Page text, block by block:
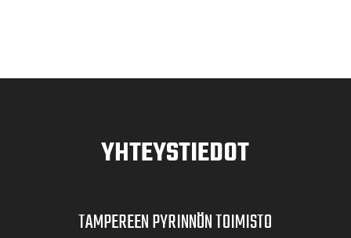
YHTEYSTIEDOT
TAMPEREEN PYRINNÖN TOIMISTO